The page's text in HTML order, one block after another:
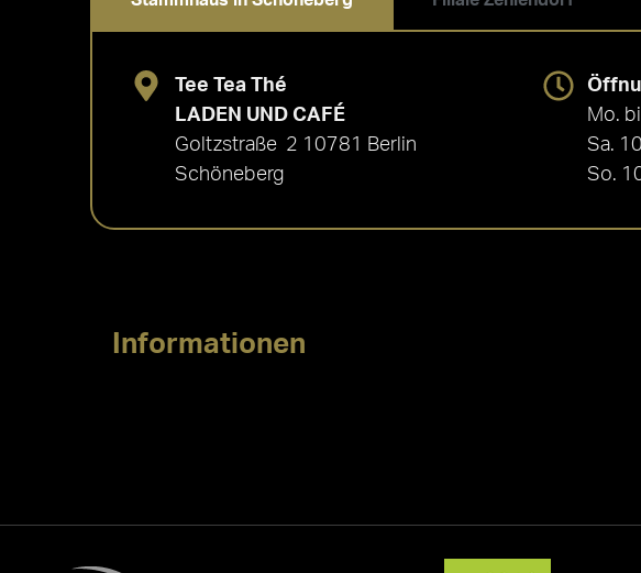
Tee Tea Thé
LADEN UND CAFÉ
Goltzstraße 2 10781 Berlin
Schöneberg
Mo.
Sa.
So.
Informationen